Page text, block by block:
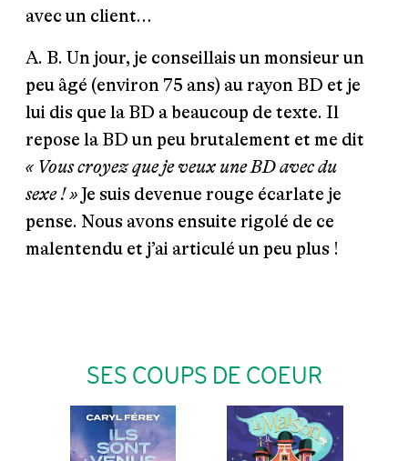
avec un client…
A. B. Un jour, je conseillais un monsieur un
peu âgé (environ 75 ans) au rayon BD et je
lui dis que la BD a beaucoup de texte. Il
repose la BD un peu brutalement et me dit
« Vous croyez que je veux une BD avec du
sexe ! »Je suis devenue rouge écarlate je
pense. Nous avons ensuite rigolé de ce
malentendu et j’ai articulé un peu plus !
SES COUPS DE COEUR